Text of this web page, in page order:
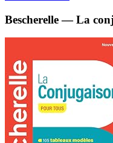
Bescherelle — La